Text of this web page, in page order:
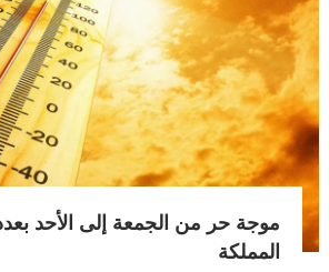
موجة حر من الجمعة إلى الأحد
المملكة